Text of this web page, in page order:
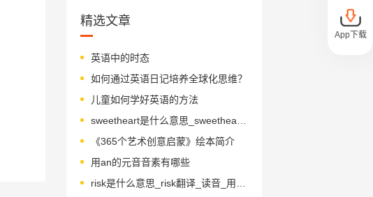
精选文章
英语中的时态
如何通过英语日记培养全球化思维？
儿童如何学好英语的方法
《365个艺术创意启蒙》绘本简介
用an的元音音素有哪些
App下载